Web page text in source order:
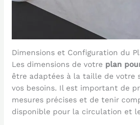
Dimensions et Configuration du
Les dimensions de votre plan
être adaptées à la taille de votre
vos besoins. Il est important de
mesures précises et de tenir
disponible pour la circulation et